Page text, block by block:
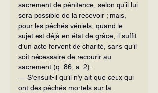
sacrement de pénitence, selon qu’il lui
sera possible de la recevoir ; mais,
pour les péchés véniels, quand le
sujet est déjà en état de grâce, il suffit
d’un acte fervent de charité, sans qu’il
soit nécessaire de recourir au
sacrement (q. 86, a. 2).
— S’ensuit-il qu’il n’y ait que ceux qui
ont des péchés mortels sur la